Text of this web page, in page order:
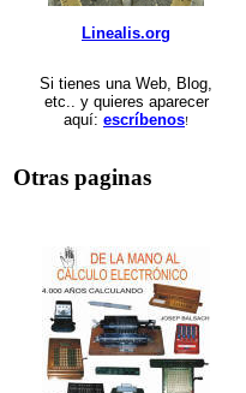
Linealis.org
Si tienes una Web, Blog,
etc.. y quieres aparecer
aquí: escríbenos!
Otras paginas